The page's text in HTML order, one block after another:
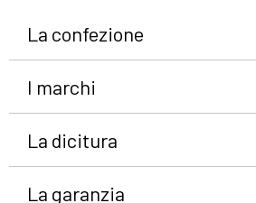
La confezione
I marchi
La dicitura
La garanzia